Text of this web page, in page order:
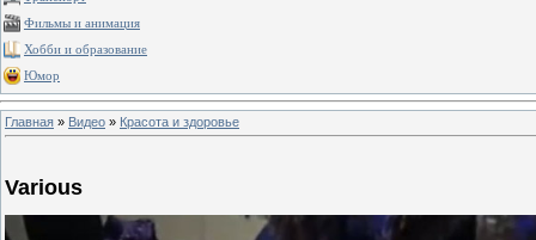
Фильмы и анимация
Хобби и образование
Юмор
Главная » Видео » Красота и здоровье
Various